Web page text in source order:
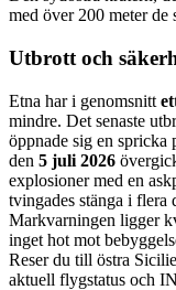
med över 200 meter de
Utbrott och
Etna har i genomsnitt
mindre. Det senaste
öppnade sig en spricka
den 5 juli 2026
explosioner med en
tvingades stänga i
Markvarningen ligger
inget hot mot
Reser du till östra
aktuell flygstatus och